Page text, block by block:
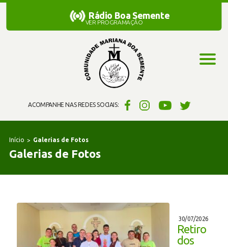
ACOMPANHE NAS REDES SOCIAIS:
Rádio Boa Semente
Rádio Boa Semente
VER PROGRAMAÇÃO
Início Galerias de Fotos
Galerias de Fotos
30/07/2026
Retiro
dos